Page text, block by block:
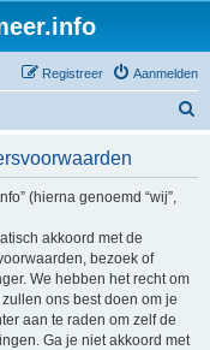
Aanmelden
Registreer
(hierna genoemd “wij”,
akkoord met de
bezoek of
We hebben het recht om
ons best doen om je
aan te raden om zelf de
Ga je niet akkoord met